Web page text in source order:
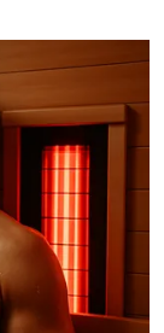
서 최
차량의
...